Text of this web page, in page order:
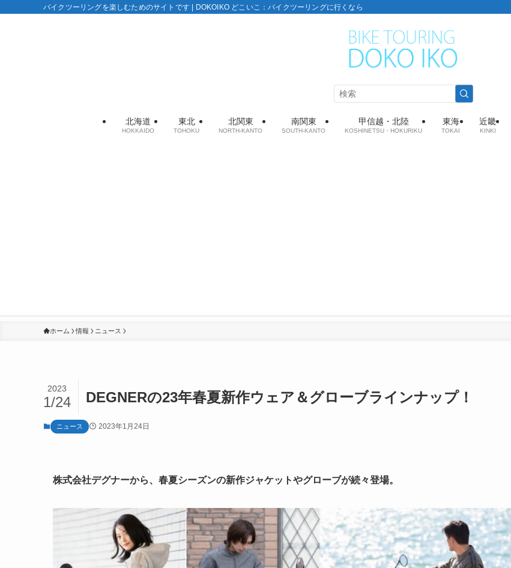
バイクツーリングを楽しむためのサイトです | DOKOIKO どこいこ：バイクツーリングに行くなら
北海道
HOKKAIDO
東北
TOHOKU
北関東
NORTH-KANTO
南関東
SOUTH-KANTO
甲信越・北陸
KOSHINETSU・HOKURIKU
東海
TOKAI
近畿
KINKI
ホーム 情報 ニュース
DEGNERの23年春夏新作ウェア＆グローブラインナップ！
2023
1/24
ニュース 2023年1月24日
株式会社デグナーから、春夏シーズンの新作ジャケットやグローブが続々登場。